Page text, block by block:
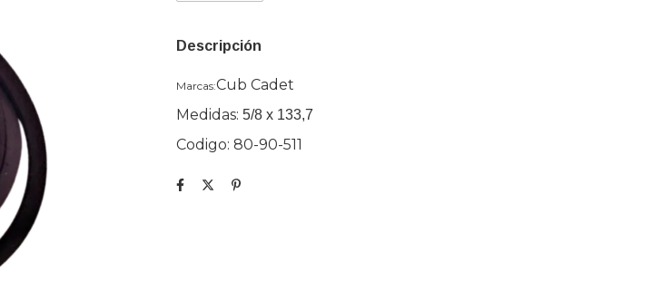
Descripción
Marcas:Cub Cadet
Medidas: 5/8 x 133,7
Codigo: 80-90-511